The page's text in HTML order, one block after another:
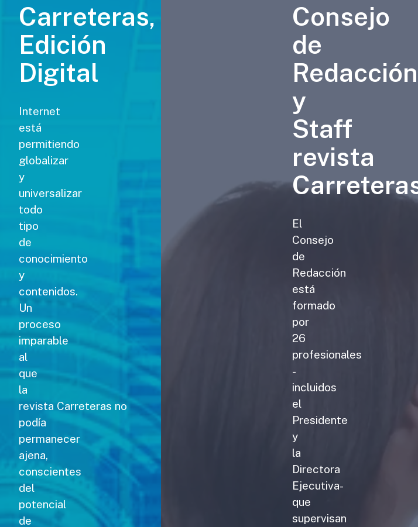
Carreteras,
Edición
Digital
Internet
está
permitiendo
globalizar
y
universalizar
todo
tipo
de
conocimiento
y
contenidos.
Un
proceso
imparable
al
que
la
revista Carreteras no
podía
permanecer
ajena,
conscientes
del
potencial
de
Consejo
de
Redacción
y
Staff
revista
El
Consejo
de
Redacción
está
formado
por
26
profesionales
-
incluidos
el
Presidente
y
la
Directora
Ejecutiva-
que
supervisan